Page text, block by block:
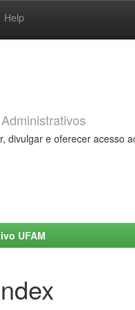
Help
divulgar e oferecer acesso
UFAM